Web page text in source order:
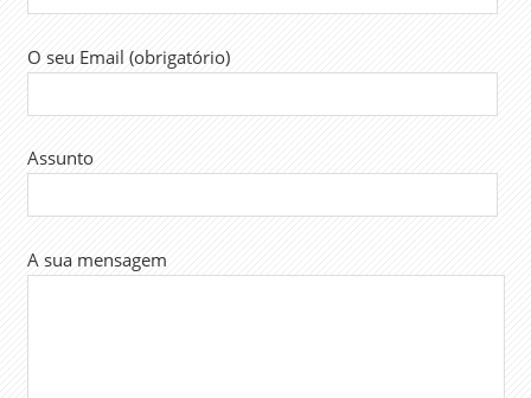
O seu Email (obrigatório)
Assunto
A sua mensagem